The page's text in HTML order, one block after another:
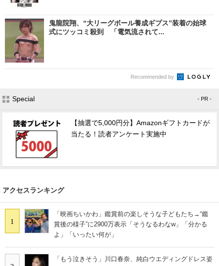
鬼龍院翔、“大リーグボール養成ギプス”装着の始球
式にツッコミ殺到 「電気流されて...
Recommended by
Special - PR -
【抽選で5,000円分】Amazonギフトカードが
当たる！読者アンケート実施中
アクセスランキング
1
「映画ちいかわ」鑑賞前の楽しそうな子どもたち→“鑑
賞後の様子”に2900万表示「そうなるわなw」「分かる
よ」「いったい何が」
「もう泣きそう」川口春奈、純白ウエディングドレス姿